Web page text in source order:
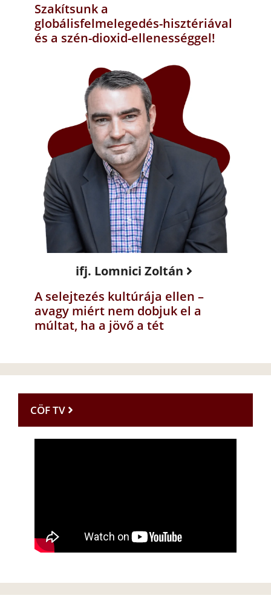
Szakítsunk a
globálisfelmelegedés-hisztériával
és a szén-dioxid-ellenességgel!
ifj. Lomnici Zoltán
A selejtezés kultúrája ellen –
avagy miért nem dobjuk el a
múltat, ha a jövő a tét
CÖF TV